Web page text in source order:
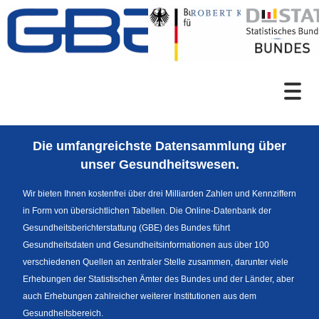
Zum Inhalt
Sprachumschaltung
Die umfangreichste Datensammlung über
unser Gesundheitswesen.
Wir bieten Ihnen kostenfrei über drei Milliarden Zahlen und Kennziffern
in Form von übersichtlichen Tabellen. Die Online-Datenbank der
Gesundheitsberichterstattung (GBE) des Bundes führt
Gesundheitsdaten und Gesundheitsinformationen aus über 100
verschiedenen Quellen an zentraler Stelle zusammen, darunter viele
Erhebungen der Statistischen Ämter des Bundes und der Länder, aber
auch Erhebungen zahlreicher weiterer Institutionen aus dem
Gesundheitsbereich.